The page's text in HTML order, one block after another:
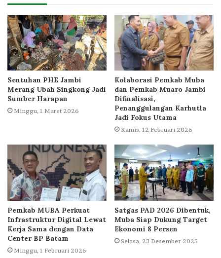
Sentuhan PHE Jambi
Merang Ubah Singkong Jadi
Sumber Harapan
Minggu, 1 Maret 2026
Kolaborasi Pemkab Muba
dan Pemkab Muaro Jambi
Difinalisasi,
Penanggulangan Karhutla
Jadi Fokus Utama
Kamis, 12 Februari 2026
Pemkab MUBA Perkuat
Infrastruktur Digital Lewat
Kerja Sama dengan Data
Center BP Batam
Minggu, 1 Februari 2026
Satgas PAD 2026 Dibentuk,
Muba Siap Dukung Target
Ekonomi 8 Persen
Selasa, 23 Desember 2025